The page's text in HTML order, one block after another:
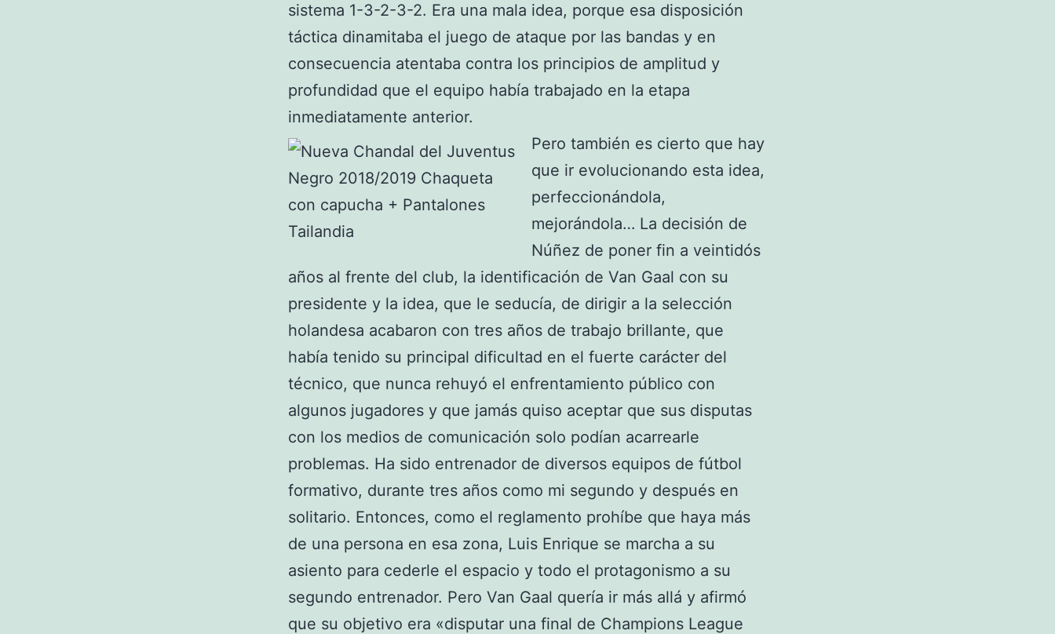
sistema 1-3-2-3-2. Era una mala idea, porque esa disposición
táctica dinamitaba el juego de ataque por las bandas y en
consecuencia atentaba contra los principios de amplitud y
profundidad que el equipo había trabajado en la etapa
inmediatamente anterior.
Pero también es cierto que hay
que ir evolucionando esta idea,
perfeccionándola,
mejorándola… La decisión de
Núñez de poner fin a veintidós
años al frente del club, la identificación de Van Gaal con su
presidente y la idea, que le seducía, de dirigir a la selección
holandesa acabaron con tres años de trabajo brillante, que
había tenido su principal dificultad en el fuerte carácter del
técnico, que nunca rehuyó el enfrentamiento público con
algunos jugadores y que jamás quiso aceptar que sus disputas
con los medios de comunicación solo podían acarrearle
problemas. Ha sido entrenador de diversos equipos de fútbol
formativo, durante tres años como mi segundo y después en
solitario. Entonces, como el reglamento prohíbe que haya más
de una persona en esa zona, Luis Enrique se marcha a su
asiento para cederle el espacio y todo el protagonismo a su
segundo entrenador. Pero Van Gaal quería ir más allá y afirmó
que su objetivo era «disputar una final de Champions League